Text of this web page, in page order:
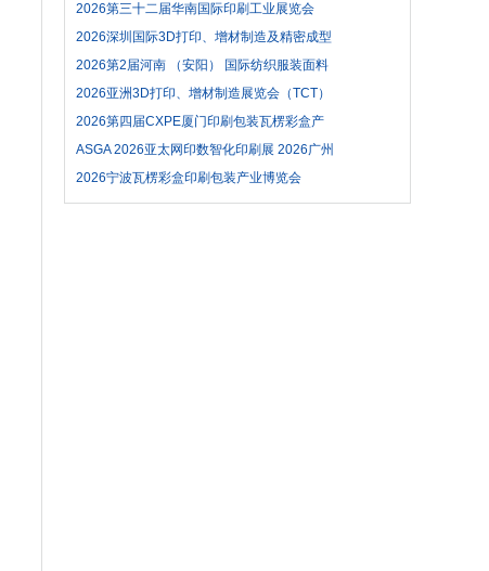
会（PRINT CHINA）
2026第三十二届华南国际印刷工业展览会
2026中国国际标签印刷技术展览会（printing
south china）
2026深圳国际3D打印、增材制造及精密成型
展览会(Formnext Asia Shenzhen)
2026第2届河南 （安阳） 国际纺织服装面料
辅料暨设备博览会
2026亚洲3D打印、增材制造展览会（TCT）
2026第四届CXPE厦门印刷包装瓦楞彩盒产
业博览会（东南印包展）
ASGA 2026亚太网印数智化印刷展 2026广州
国际网印及数智化工业印刷博览会
2026宁波瓦楞彩盒印刷包装产业博览会